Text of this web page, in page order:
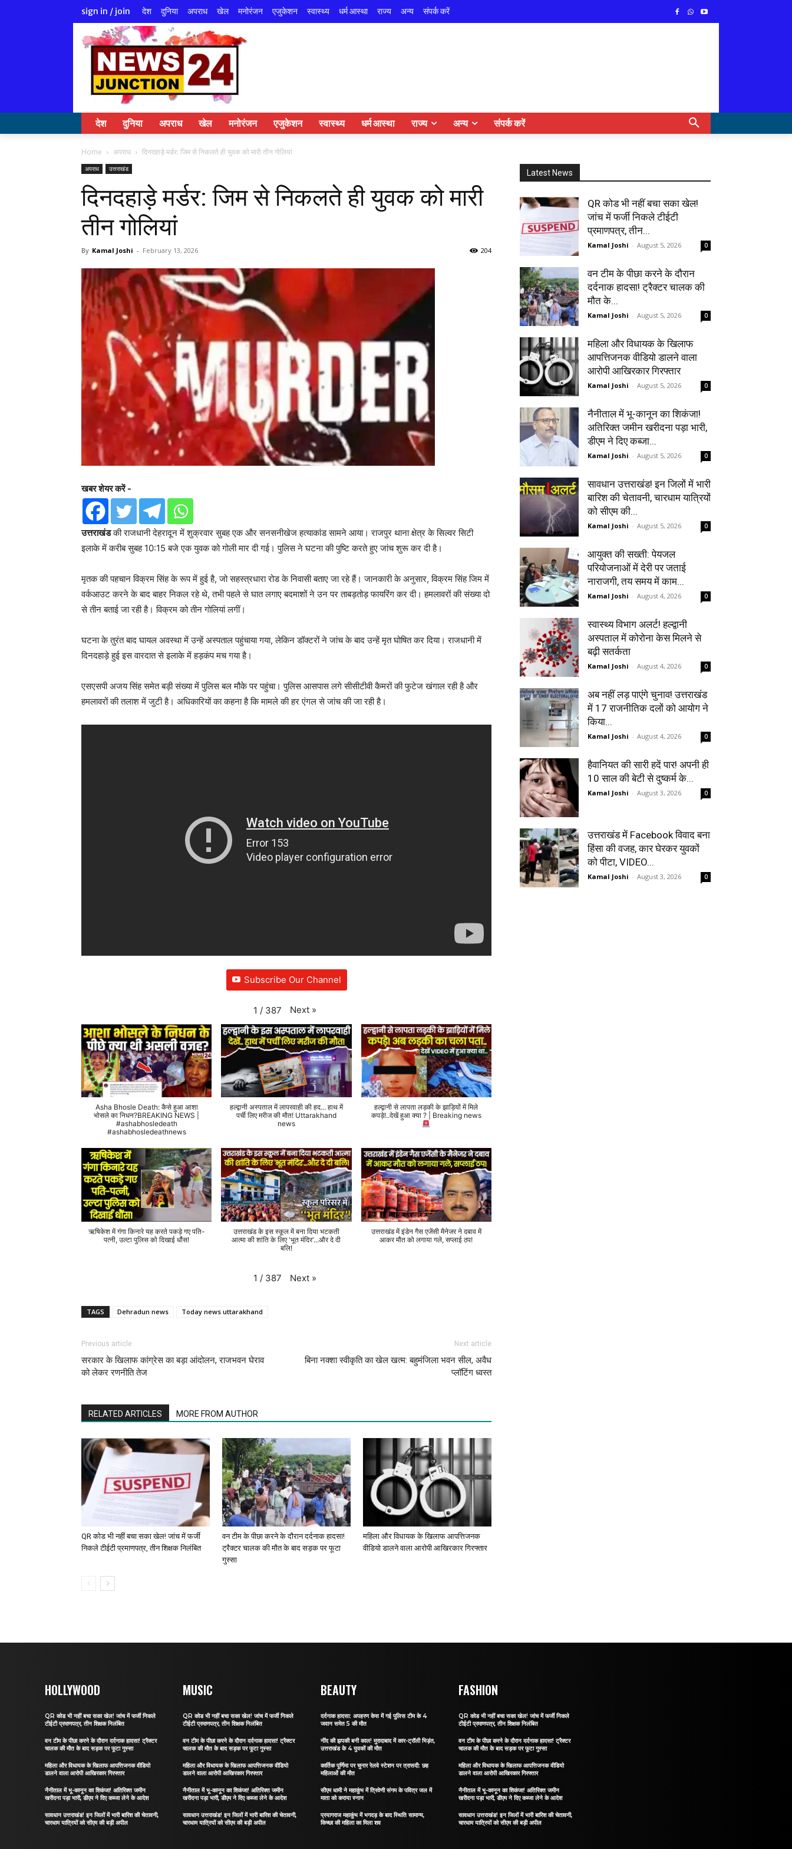
sign in / join देश दुनिया अपराध खेल मनोरंजन एजुकेशन स्वास्थ्य धर्म आस्था राज्य अन्य संपर्क करें
देश दुनिया अपराध खेल मनोरंजन एजुकेशन स्वास्थ्य धर्म आस्था राज्य अन्य संपर्क करें
Home अपराध दिनदहाड़े मर्डर: जिम से निकलते ही युवक को मारी तीन गोलियां
अपराध उत्तराखंड
दिनदहाड़े मर्डर: जिम से निकलते ही युवक को मारी
तीन गोलियां
By Kamal Joshi - February 13, 2026 204
खबर शेयर करें -
उत्तराखंडकी राजधानी देहरादून में शुक्रवार सुबह एक और सनसनीखेज हत्याकांड सामने आया। राजपुर थाना क्षेत्र के सिल्वर सिटी
इलाके में करीब सुबह 10:15 बजे एक युवक को गोली मार दी गई। पुलिस ने घटना की पुष्टि करते हुए जांच शुरू कर दी है।
मृतक की पहचान विक्रम सिंह के रूप में हुई है, जो सहस्त्रधारा रोड के निवासी बताए जा रहे हैं। जानकारी के अनुसार, विक्रम सिंह जिम में
वर्कआउट करने के बाद बाहर निकल रहे थे, तभी पहले से घात लगाए बदमाशों ने उन पर ताबड़तोड़ फायरिंग कर दी। हमलावरों की संख्या दो
से तीन बताई जा रही है। विक्रम को तीन गोलियां लगीं।
घटना के तुरंत बाद घायल अवस्था में उन्हें अस्पताल पहुंचाया गया, लेकिन डॉक्टरों ने जांच के बाद उन्हें मृत घोषित कर दिया। राजधानी में
दिनदहाड़े हुई इस वारदात से इलाके में हड़कंप मच गया है।
एसएसपी अजय सिंह समेत बड़ी संख्या में पुलिस बल मौके पर पहुंचा। पुलिस आसपास लगे सीसीटीवी कैमरों की फुटेज खंगाल रही है और
हमलावरों की तलाश में जुटी है। अधिकारियों का कहना है कि मामले की हर एंगल से जांच की जा रही है।
Subscribe Our Channel
1 / 387 Next »
Asha Bhosle Death: कैसे हुआ आशा
भोसले का निधन?BREAKING NEWS |
#ashabhosledeath
#ashabhosledeathnews
हल्द्वानी अस्पताल में लापरवाही की हद... हाथ में
पर्ची लिए मरीज की मौत! Uttarakhand
news
हल्द्वानी से लापता लड़की के झाड़ियों में मिले
कपड़े!..देखें हुआ क्या ? | Breaking news
ऋषिकेश में गंगा किनारे यह करते पकड़े गए पति-
पत्नी, उल्टा पुलिस को दिखाई धौंस!
उत्तराखंड के इस स्कूल में बना दिया भटकती
आत्मा की शांति के लिए 'भूत मंदिर'...और दे दी
बलि!
उत्तराखंड में इंडेन गैस एजेंसी मैनेजर ने दबाव में
आकर मौत को लगाया गले, सप्लाई ठप!
1 / 387 Next »
TAGS Dehradun news Today news uttarakhand
Previous article
सरकार के खिलाफ कांग्रेस का बड़ा आंदोलन, राजभवन घेराव
को लेकर रणनीति तेज
Next article
बिना नक्शा स्वीकृति का खेल खत्म: बहुमंजिला भवन सील, अवैध
प्लॉटिंग ध्वस्त
RELATED ARTICLES MORE FROM AUTHOR
QR कोड भी नहीं बचा सका खेल! जांच में फर्जी
निकले टीईटी प्रमाणपत्र, तीन शिक्षक निलंबित
वन टीम के पीछा करने के दौरान दर्दनाक हादसा!
ट्रैक्टर चालक की मौत के बाद सड़क पर फूटा
गुस्सा
महिला और विधायक के खिलाफ आपत्तिजनक
वीडियो डालने वाला आरोपी आखिरकार गिरफ्तार
Latest News
QR कोड भी नहीं बचा सका खेल!
जांच में फर्जी निकले टीईटी
प्रमाणपत्र, तीन...
Kamal Joshi - August 5, 2026 0
वन टीम के पीछा करने के दौरान
दर्दनाक हादसा! ट्रैक्टर चालक की
मौत के...
Kamal Joshi - August 5, 2026 0
महिला और विधायक के खिलाफ
आपत्तिजनक वीडियो डालने वाला
आरोपी आखिरकार गिरफ्तार
Kamal Joshi - August 5, 2026 0
नैनीताल में भू-कानून का शिकंजा!
अतिरिक्त जमीन खरीदना पड़ा भारी,
डीएम ने दिए कब्जा...
Kamal Joshi - August 5, 2026 0
सावधान उत्तराखंड! इन जिलों में भारी
बारिश की चेतावनी, चारधाम यात्रियों
को सीएम की...
Kamal Joshi - August 5, 2026 0
आयुक्त की सख्ती: पेयजल
परियोजनाओं में देरी पर जताई
नाराजगी, तय समय में काम...
Kamal Joshi - August 4, 2026 0
स्वास्थ्य विभाग अलर्ट! हल्द्वानी
अस्पताल में कोरोना केस मिलने से
बढ़ी सतर्कता
Kamal Joshi - August 4, 2026 0
अब नहीं लड़ पाएंगे चुनाव! उत्तराखंड
में 17 राजनीतिक दलों को आयोग ने
किया...
Kamal Joshi - August 4, 2026 0
हैवानियत की सारी हदें पार! अपनी ही
10 साल की बेटी से दुष्कर्म के...
Kamal Joshi - August 3, 2026 0
उत्तराखंड में Facebook विवाद बना
हिंसा की वजह, कार घेरकर युवकों
को पीटा, VIDEO...
Kamal Joshi - August 3, 2026 0
HOLLYWOOD
QR कोड भी नहीं बचा सका खेल! जांच में फर्जी निकले
टीईटी प्रमाणपत्र, तीन शिक्षक निलंबित
वन टीम के पीछा करने के दौरान दर्दनाक हादसा! ट्रैक्टर
चालक की मौत के बाद सड़क पर फूटा गुस्सा
महिला और विधायक के खिलाफ आपत्तिजनक वीडियो
डालने वाला आरोपी आखिरकार गिरफ्तार
नैनीताल में भू-कानून का शिकंजा! अतिरिक्त जमीन
खरीदना पड़ा भारी, डीएम ने दिए कब्जा लेने के आदेश
सावधान उत्तराखंड! इन जिलों में भारी बारिश की चेतावनी,
चारधाम यात्रियों को सीएम की बड़ी अपील
MUSIC
QR कोड भी नहीं बचा सका खेल! जांच में फर्जी निकले
टीईटी प्रमाणपत्र, तीन शिक्षक निलंबित
वन टीम के पीछा करने के दौरान दर्दनाक हादसा! ट्रैक्टर
चालक की मौत के बाद सड़क पर फूटा गुस्सा
महिला और विधायक के खिलाफ आपत्तिजनक वीडियो
डालने वाला आरोपी आखिरकार गिरफ्तार
नैनीताल में भू-कानून का शिकंजा! अतिरिक्त जमीन
खरीदना पड़ा भारी, डीएम ने दिए कब्जा लेने के आदेश
सावधान उत्तराखंड! इन जिलों में भारी बारिश की चेतावनी,
चारधाम यात्रियों को सीएम की बड़ी अपील
BEAUTY
दर्दनाक हादसा: अपहरण केस में गई पुलिस टीम के 4
जवान समेत 5 की मौत
नींद की झपकी बनी काल! मुरादाबाद में कार-ट्रॉली भिड़ंत,
उत्तराखंड के 4 युवकों की मौत
कार्तिक पूर्णिमा पर चुनार रेलवे स्टेशन पर त्रासदी: छह
महिलाओं की मौत
सीएम धामी ने महाकुंभ में त्रिवेणी संगम के पवित्र जल में
माता को कराया स्नान
प्रयागराज महाकुंभ में भगदड़ के बाद स्थिति सामान्य,
किच्छा की महिला का मिला शव
FASHION
QR कोड भी नहीं बचा सका खेल! जांच में फर्जी निकले
टीईटी प्रमाणपत्र, तीन शिक्षक निलंबित
वन टीम के पीछा करने के दौरान दर्दनाक हादसा! ट्रैक्टर
चालक की मौत के बाद सड़क पर फूटा गुस्सा
महिला और विधायक के खिलाफ आपत्तिजनक वीडियो
डालने वाला आरोपी आखिरकार गिरफ्तार
नैनीताल में भू-कानून का शिकंजा! अतिरिक्त जमीन
खरीदना पड़ा भारी, डीएम ने दिए कब्जा लेने के आदेश
सावधान उत्तराखंड! इन जिलों में भारी बारिश की चेतावनी,
चारधाम यात्रियों को सीएम की बड़ी अपील